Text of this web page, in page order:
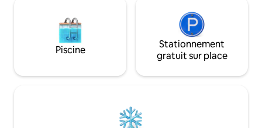
Piscine
Stationnement
gratuit sur place